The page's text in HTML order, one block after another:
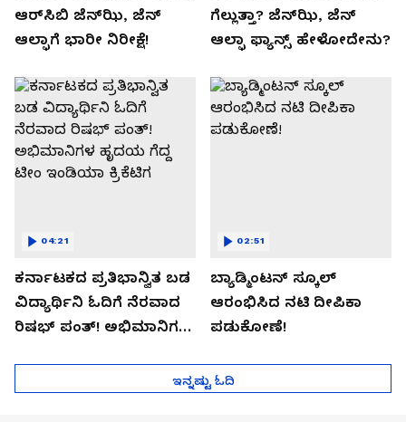
ಆರ್‌ಸಿಬಿ ಜೆನ್‌ಝಿ, ಜೆನ್‌
ಆಲ್ಫಾಗೆ ಭಾರೀ ನಿರೀಕ್ಷೆ!
ಗೆಲ್ಲುತ್ತಾ? ಜೆನ್‌ಝಿ, ಜೆನ್‌
ಆಲ್ಫಾ ಫ್ಯಾನ್ಸ್ ಹೇಳೋದೇನು?
ಕರ್ನಾಟಕದ ಪ್ರತಿಭಾನ್ವಿತ ಬಡ
ವಿದ್ಯಾರ್ಥಿನಿ ಓದಿಗೆ ನೆರವಾದ
ರಿಷಭ್ ಪಂತ್! ಅಭಿಮಾನಿಗಳ
04:21
ಬ್ಯಾಡ್ಮಿಂಟನ್ ಸ್ಕೂಲ್​
ಆರಂಭಿಸಿದ ನಟಿ ದೀಪಿಕಾ
ಪಡುಕೋಣೆ!
02:51
ಇನ್ನಷ್ಟು ಓದಿ